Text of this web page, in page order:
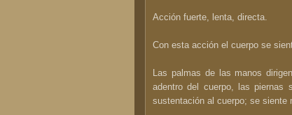
Acción fuerte, lenta, directa.
Con esta acción el cuerpo se
Las palmas de las manos
adentro del cuerpo, las piernas
sustentación al cuerpo; se siente